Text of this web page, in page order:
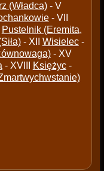
(Władca)- V
- VII
Pustelnik (Eremita,
- XII Wisielec-
- XV
- XVIII Księżyc-